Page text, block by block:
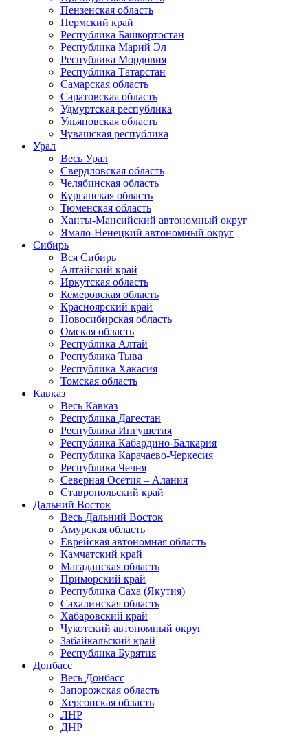
Пензенская область
Пермский край
Республика Башкортостан
Республика Марий Эл
Республика Мордовия
Республика Татарстан
Самарская область
Саратовская область
Удмуртская республика
Ульяновская область
Чувашская республика
Урал
Весь Урал
Свердловская область
Челябинская область
Курганская область
Тюменская область
Ханты-Мансийский автономный округ
Ямало-Ненецкий автономный округ
Сибирь
Вся Сибирь
Алтайский край
Иркутская область
Кемеровская область
Красноярский край
Новосибирская область
Омская область
Республика Алтай
Республика Тыва
Республика Хакасия
Томская область
Кавказ
Весь Кавказ
Республика Дагестан
Республика Ингушетия
Республика Кабардино-Балкария
Республика Карачаево-Черкесия
Республика Чечня
Северная Осетия – Алания
Ставропольский край
Дальний Восток
Весь Дальний Восток
Амурская область
Еврейская автономная область
Камчатский край
Магаданская область
Приморский край
Республика Саха (Якутия)
Сахалинская область
Хабаровский край
Чукотский автономный округ
Забайкальский край
Республика Бурятия
Донбасс
Весь Донбасс
Запорожская область
Херсонская область
ЛНР
ДНР